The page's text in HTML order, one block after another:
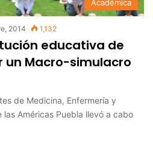
Académica
2014 1,132
educativa de
un Macro-simulacro
de Medicina, Enfermería y
Américas Puebla llevó a cabo